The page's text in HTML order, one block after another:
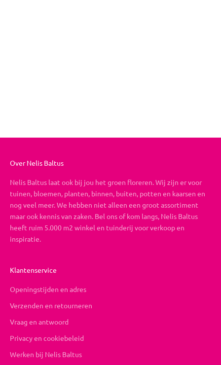
Over Nelis Baltus
Nelis Baltus laat ook bij jou het groen floreren. Wij zijn er voor
tuinen, bloemen, planten, binnen, buiten, potten en kaarsen en
nog veel meer. We hebben niet alleen een groot assortiment
maar ook kennis van zaken. Bel ons of kom langs, Nelis Baltus
heeft ruim 5.000 m2 winkel en tuinderij voor verkoop en
inspiratie.
Klantenservice
Openingstijden en adres
Verzenden en retourneren
Vraag en antwoord
Privacy en cookiebeleid
Werken bij Nelis Baltus